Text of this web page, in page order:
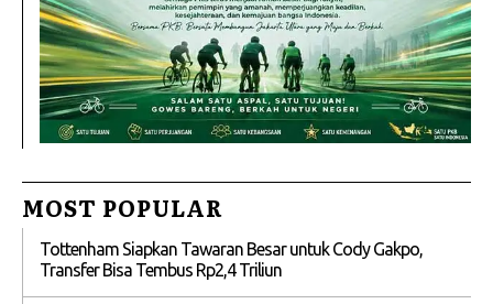
MOST POPULAR
Tottenham Siapkan Tawaran Besar untuk Cody Gakpo,
Transfer Bisa Tembus Rp2,4 Triliun